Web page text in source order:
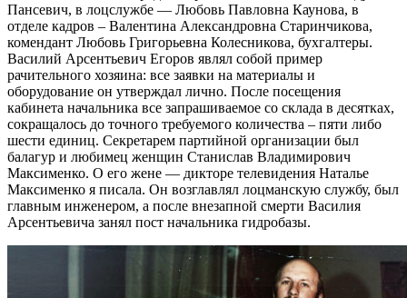
Пансевич, в лоцслужбе — Любовь Павловна Каунова, в
отделе кадров – Валентина Александровна Старинчикова,
комендант Любовь Григорьевна Колесникова, бухгалтеры.
Василий Арсентьевич Егоров являл собой пример
рачительного хозяина: все заявки на материалы и
оборудование он утверждал лично. После посещения
кабинета начальника все запрашиваемое со склада в десятках,
сокращалось до точного требуемого количества – пяти либо
шести единиц. Секретарем партийной организации был
балагур и любимец женщин Станислав Владимирович
Максименко. О его жене — дикторе телевидения Наталье
Максименко я писала. Он возглавлял лоцманскую службу, был
главным инженером, а после внезапной смерти Василия
Арсентьевича занял пост начальника гидробазы.